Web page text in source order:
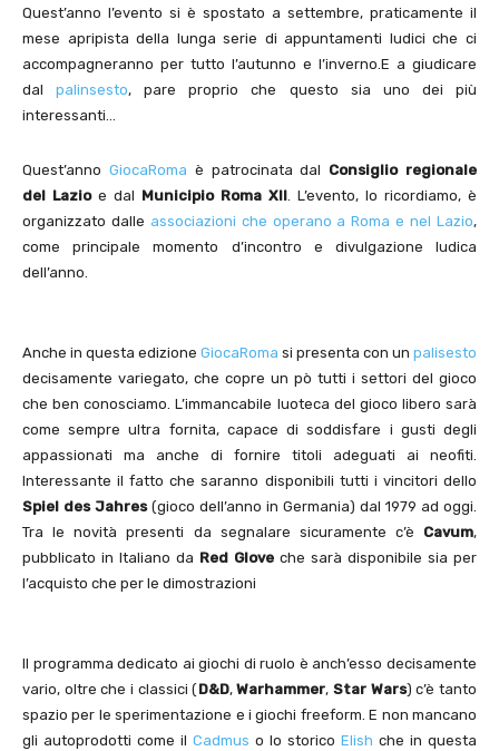
Quest’anno l’evento si è spostato a settembre, praticamente il
mese apripista della lunga serie di appuntamenti ludici che ci
accompagneranno per tutto l’autunno e l’inverno.E a giudicare
dalpalinsesto, pare proprio che questo sia uno dei più
interessanti…
Quest’anno GiocaRoma è patrocinata dal Consiglio regionale
del Lazioe dal Municipio Roma XII. L’evento, lo ricordiamo, è
organizzato dalle associazioni che operano a Roma e nel Lazio,
come principale momento d’incontro e divulgazione ludica
dell’anno.
Anche in questa edizione GiocaRoma si presenta con un palisesto
decisamente variegato, che copre un pò tutti i settori del gioco
che ben conosciamo. L’immancabile luoteca del gioco libero sarà
come sempre ultra fornita, capace di soddisfare i gusti degli
appassionati ma anche di fornire titoli adeguati ai neofiti.
Interessante il fatto che saranno disponibili tutti i vincitori dello
Spiel des Jahres(gioco dell’anno in Germania) dal 1979 ad oggi.
Tra le novità presenti da segnalare sicuramente c’è Cavum,
pubblicato in Italiano da Red Glove che sarà disponibile sia per
l’acquisto che per le dimostrazioni
Il programma dedicato ai giochi di ruolo è anch’esso decisamente
vario, oltre che i classici (D&D,Warhammer, Star Wars) c’è tanto
spazio per le sperimentazione e i giochi freeform. E non mancano
gli autoprodotti come il Cadmus o lo storico Elish che in questa